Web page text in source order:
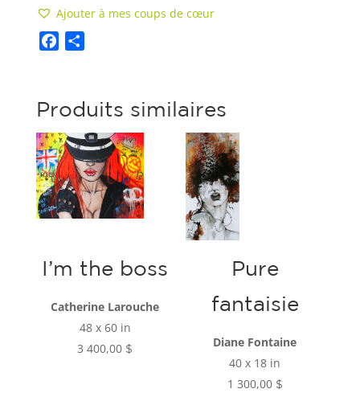
Ajouter à mes coups de cœur
c
e
b
o
o
k
r
e
Produits similaires
I’m the boss
Catherine Larouche
48 x 60 in
3 400,00 $
Pure
fantaisie
Diane Fontaine
40 x 18 in
1 300,00 $